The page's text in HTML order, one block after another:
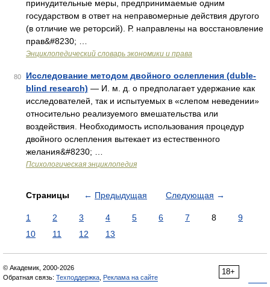
принудительные меры, предпринимаемые одним
государством в ответ на неправомерные действия другого
(в отличие we реторсий). Р. направлены на восстановление
прав&#8230; …
Энциклопедический словарь экономики и права
80
Исследование методом двойного ослепления (duble-
blind research) — И. м. д. о предполагает удержание как
исследователей, так и испытуемых в «слепом неведении»
относительно реализуемого вмешательства или
воздействия. Необходимость использования процедур
двойного ослепления вытекает из естественного
желания&#8230; …
Психологическая энциклопедия
Страницы ← Предыдущая Следующая →
1 2 3 4 5 6 7 8
9
10
11 12 13
18+
© Академик, 2000-2026
Обратная связь: Техподдержка Реклама на сайте